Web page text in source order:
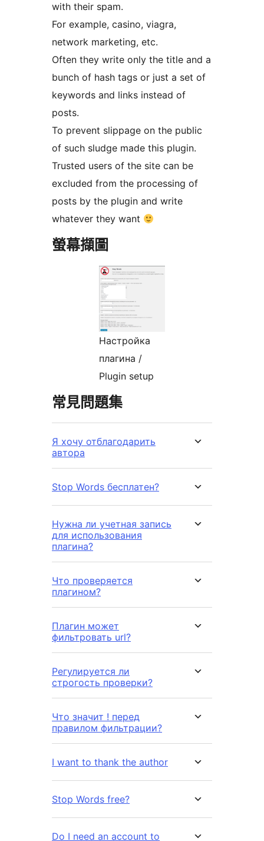
with their spam.
For example, casino, viagra,
network marketing, etc.
Often they write only the title and a
bunch of hash tags or just a set of
keywords and links instead of
posts.
To prevent slippage on the public
of such sludge made this plugin.
Trusted users of the site can be
excluded from the processing of
posts by the plugin and write
whatever they want
螢幕擷圖
Настройка
плагина /
Plugin setup
常見問題集
Я хочу отблагодарить
автора
Stop Words бесплатен?
Нужна ли учетная запись
для использования
плагина?
Что проверяется
плагином?
Плагин может
фильтровать url?
Регулируется ли
строгость проверки?
Что значит ! перед
правилом фильтрации?
I want to thank the author
Stop Words free?
Do I need an account to